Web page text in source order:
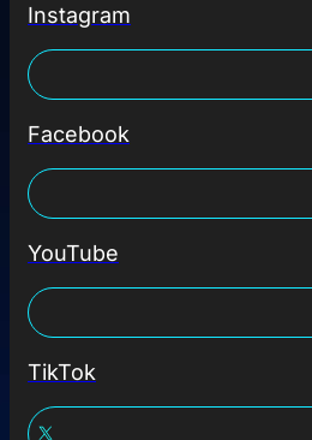
Instagram
Facebook
YouTube
TikTok